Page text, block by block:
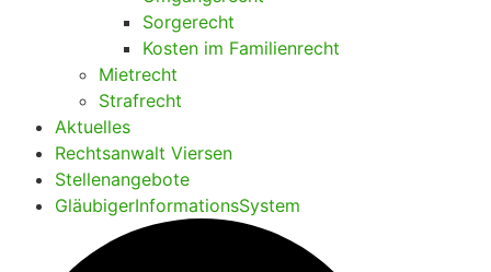
Sorgerecht
Kosten im Familienrecht
Mietrecht
Strafrecht
Aktuelles
Rechtsanwalt Viersen
Stellenangebote
GläubigerInformationsSystem